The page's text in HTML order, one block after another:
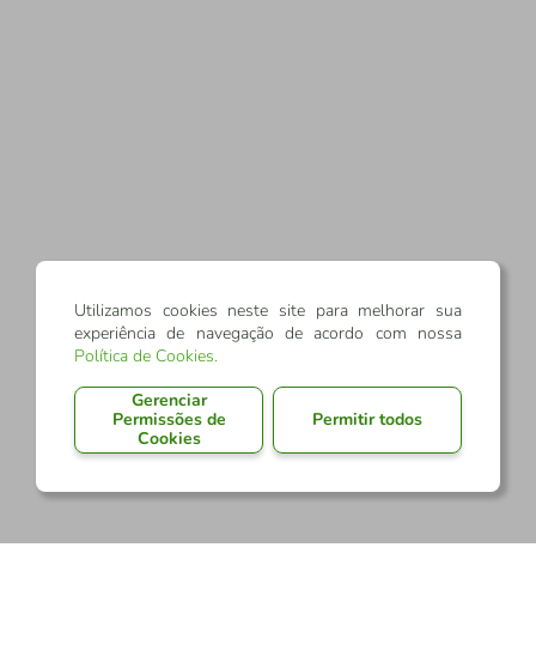
Utilizamos cookies neste site para melhorar sua
experiência de navegação de acordo com nossa
Política de Cookies.
Gerenciar
Permissões de
Cookies
Permitir todos